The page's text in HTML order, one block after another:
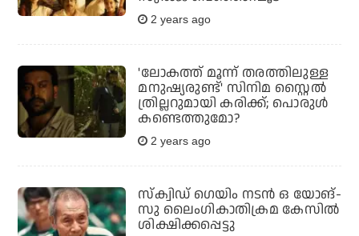
2 years ago
'ലോകത്ത് മൂന്ന് തരത്തിലുള്ള
മനുഷ്യരുണ്ട്' സിനിമ സ്റ്റൈൽ
ത്രില്ലറുമായി കരിക്ക്; പൊരുൾ
കണ്ടെത്തുമോ?
2 years ago
സ്‌ക്വിഡ് ഗെയിം നടന്‍ ഒ യോങ്-
സു ലൈംഗികാതിക്രമ കേസില്‍
ശിക്ഷിക്കപ്പെട്ടു